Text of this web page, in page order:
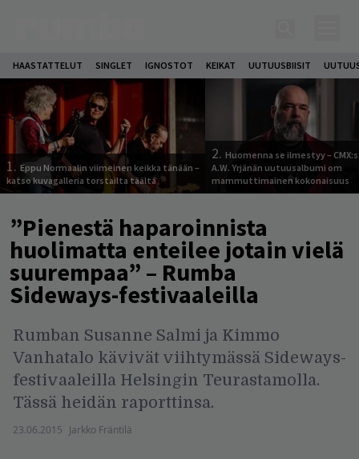
HAASTATTELUT SINGLET IGNOSTOT KEIKAT UUTUUSBIISIT
1. Eppu Normaalin viimeinen keikka tänään –
katso kuvagalleria torstailta täältä
2. Huomenna se ilmestyy –
A.W. Yrjänän uutuusalbumi om
mammuttimainen kokonaisuus
”Pienestä haparoinnista
huolimatta enteilee jotain vielä
suurempaa” – Rumba
Sideways-festivaaleilla
Rumban Susanne Salmi ja Kimmo
Vanhatalo kävivät viihtymässä Sideways-
festivaaleilla Helsingin Teurastamolla.
Tässä heidän raporttinsa.
23.06.2015 Jarkko Fräntilä